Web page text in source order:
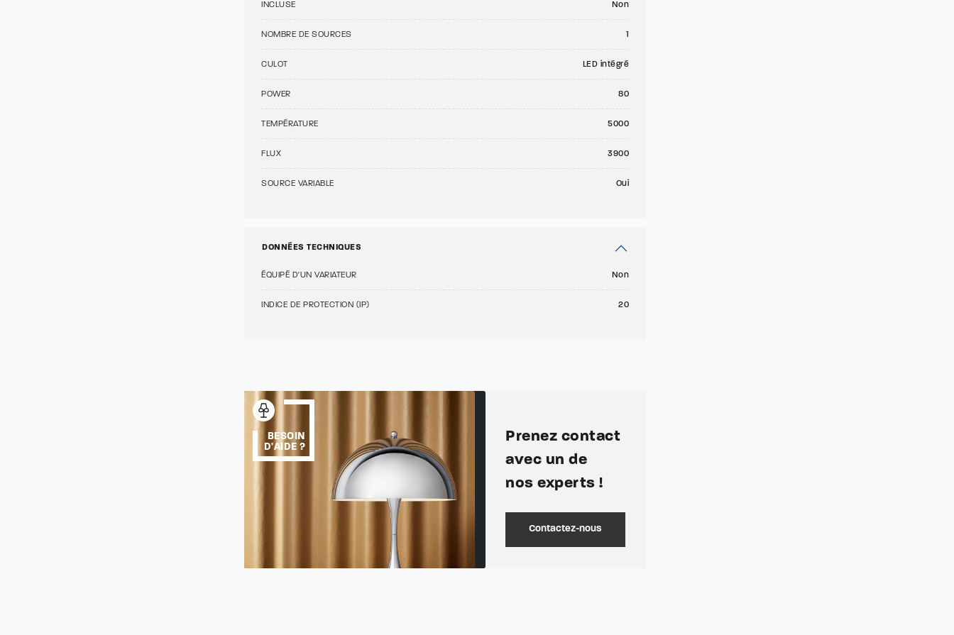
INCLUSE Non
NOMBRE DE SOURCES 1
CULOT LED intégré
POWER 80
TEMPÉRATURE 5000
FLUX 3900
SOURCE VARIABLE Oui
DONNÉES TECHNIQUES
ÉQUIPÉ D'UN VARIATEUR Non
INDICE DE PROTECTION (IP) 20
BESOIN
D'AIDE ?
Prenez contact
avec un de
nos experts !
Contactez-nous